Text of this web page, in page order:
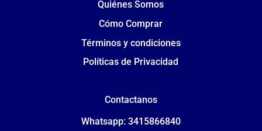
Quiénes Somos
Cómo Comprar
Términos y condiciones
Políticas de Privacidad
Contactanos
Whatsapp: 3415866840